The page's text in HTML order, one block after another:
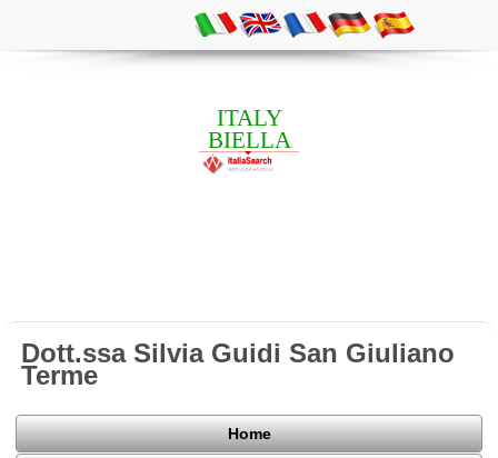
ITALY
BIELLA
Dott.ssa Silvia Guidi San Giuliano
Terme
Home